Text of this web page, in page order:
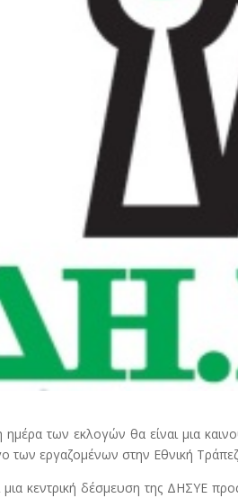
των εκλογών θα είναι μια
των εργαζομένων στην Εθνική
μια κεντρική δέσμευση της ΔΗΣΥΕ